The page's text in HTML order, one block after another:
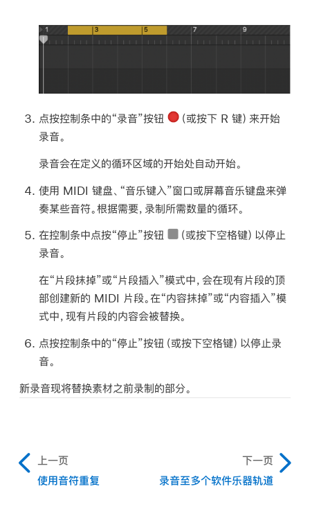
点按控制条中的“录音”按钮
（或按下 R 键）来开始
录音。
录音会在定义的循环区域的开始处自动开始。
使用 MIDI 键盘、“音乐键入”窗口或屏幕音乐键盘来弹
奏某些音符。根据需要，录制所需数量的循环。
在控制条中点按“停止”按钮
（或按下空格键）以停止
录音。
在“片段抹掉”或“片段插入”模式中，会在现有片段的顶
部创建新的 MIDI 片段。在“内容抹掉”或“内容插入”模
式中，现有片段的内容会被替换。
点按控制条中的“停止”按钮（或按下空格键）以停止录
音。
新录音现将替换素材之前录制的部分。
上一页
使用音符重复
下一页
录音至多个软件乐器轨道